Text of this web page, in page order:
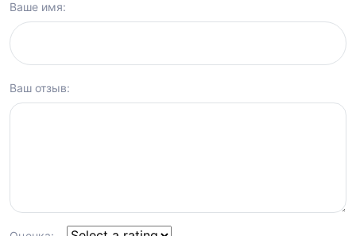
Ваше имя:
Ваш отзыв: